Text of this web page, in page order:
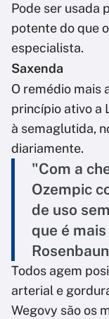
Pode ser usada
potente do que
especialista.
Saxenda
O remédio mais
princípio ativo a
à semaglutida,
diariamente.
"Com a
Ozempic
de uso
que é
Todos agem
arterial e
Wegovy são os